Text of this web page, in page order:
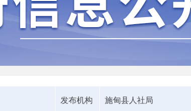
发布机构 施甸县人社局